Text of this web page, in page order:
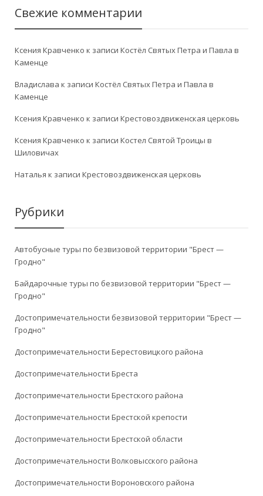
Свежие комментарии
Ксения Кравченко к записи Костёл Святых Петра и Павла в
Каменце
Владислава к записи Костёл Святых Петра и Павла в
Каменце
Ксения Кравченко к записи Крестовоздвиженская церковь
Ксения Кравченко к записи Костел Святой Троицы в
Шиловичах
Наталья к записи Крестовоздвиженская церковь
Рубрики
Автобусные туры по безвизовой территории "Брест —
Гродно"
Байдарочные туры по безвизовой территории "Брест —
Гродно"
Достопримечательности безвизовой территории "Брест —
Гродно"
Достопримечательности Берестовицкого района
Достопримечательности Бреста
Достопримечательности Брестского района
Достопримечательности Брестской крепости
Достопримечательности Брестской области
Достопримечательности Волковысского района
Достопримечательности Вороновского района